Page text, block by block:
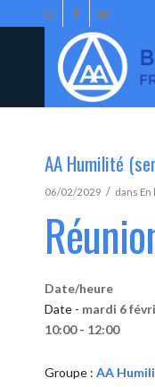
AA Humilité
06/02/2029 / dans
Date/heure
Date - mardi 6
10:00 - 12:00
Groupe : AA